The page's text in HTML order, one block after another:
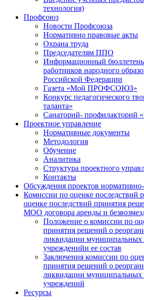
технология)
Профсоюз
Новости Профсоюза
Нормативно правовые акты
Охрана труда
Председателям ППО
Информационный
работников народного
Российской Федерации
Газета «Мой ПРОФСОЮЗ»
Конкурс педагогического
таланта»
Санаторий- профилакторий
Проектное управление
Нормативные документы
Методология
Обучение
Аналитика
Структура проектного
Контакты
Обсуждения проектов
Комиссии по оценке последствий
оценке последствий принятия
МОО договора аренды и
Положение о комиссии по
принятия решений о
ликвидации муниципальных
учрежденийи ее состав
Заключения комиссии по
принятия решений о
ликвидации муниципальных
учреждений
Ресурсы